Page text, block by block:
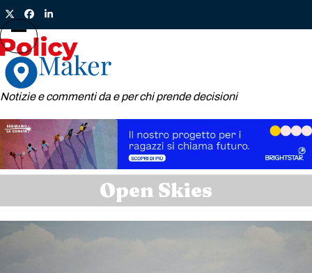
Skip
to
content
TwitterFacebook
LinkedIn
Notizie e commenti da e per chi prende decisioni
Open
mobile
menu
Close
mobile
menu
Open Skies